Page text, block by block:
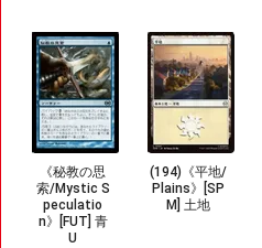
《秘教の思
索/Mystic S
peculatio
n》[FUT] 青
U
(194)《平地/
Plains》[SP
M] 土地